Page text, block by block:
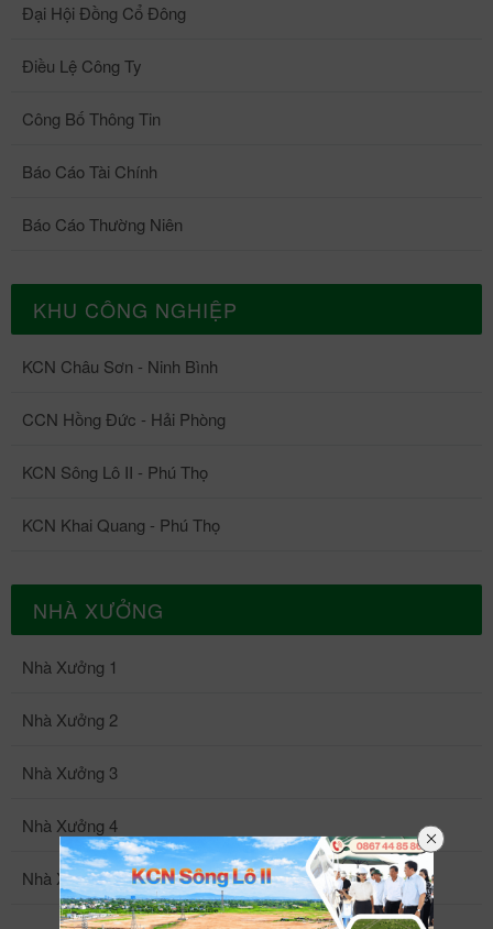
Đại Hội Đồng Cổ Đông
Điều Lệ Công Ty
Công Bố Thông Tin
Báo Cáo Tài Chính
Báo Cáo Thường Niên
KHU CÔNG NGHIỆP
KCN Châu Sơn - Ninh Bình
CCN Hồng Đức - Hải Phòng
KCN Sông Lô II - Phú Thọ
KCN Khai Quang - Phú Thọ
NHÀ XƯỞNG
Nhà Xưởng 1
Nhà Xưởng 2
Nhà Xưởng 3
Nhà Xưởng 4
Nhà Xưởng 5